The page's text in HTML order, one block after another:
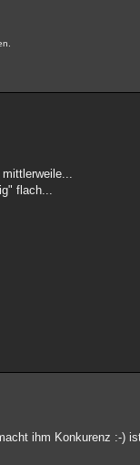
flach...
ihm Konkurenz :-)